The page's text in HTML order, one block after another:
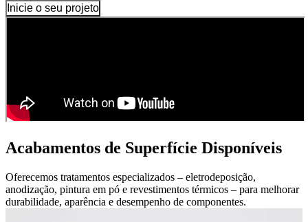
Inicie o seu projeto
Acabamentos de Superfície Disponíveis
Oferecemos tratamentos especializados – eletrodeposição,
anodização, pintura em pó e revestimentos térmicos – para melhorar
durabilidade, aparência e desempenho de componentes.